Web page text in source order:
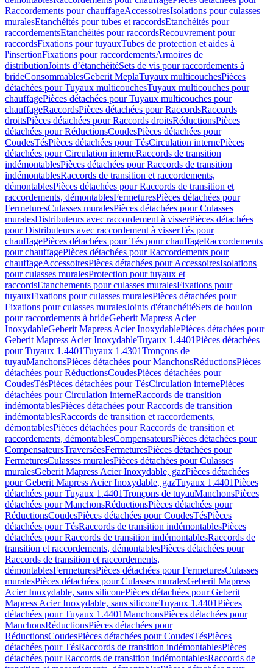
Raccordements pour chauffageAccessoiresIsolations pour culasses
muralesEtanchéités pour tubes et raccordsEtanchéités pour
raccordementsEtanchéités pour raccordsRecouvrement pour
raccordsFixations pour tuyauxTubes de protection et aides à
l'insertionFixations pour raccordementsArmoires de
distributionJoints d’étanchéitéSets de vis pour raccordements à
brideConsommablesGeberit MeplaTuyaux multicouchesPièces
détachées pour Tuyaux multicouchesTuyaux multicouches pour
chauffagePièces détachées pour Tuyaux multicouches pour
chauffageRaccordsPièces détachées pour RaccordsRaccords
droitsPièces détachées pour Raccords droitsRéductionsPièces
détachées pour RéductionsCoudesPièces détachées pour
CoudesTésPièces détachées pour TésCirculation internePièces
détachées pour Circulation interneRaccords de transition
indémontablesPièces détachées pour Raccords de transition
indémontablesRaccords de transition et raccordements,
démontablesPièces détachées pour Raccords de transition et
raccordements, démontablesFermeturesPièces détachées pour
FermeturesCulasses muralesPièces détachées pour Culasses
muralesDistributeurs avec raccordement à visserPièces détachées
pour Distributeurs avec raccordement à visserTés pour
chauffagePièces détachées pour Tés pour chauffageRaccordements
pour chauffagePièces détachées pour Raccordements pour
chauffageAccessoiresPièces détachées pour AccessoiresIsolations
pour culasses muralesProtection pour tuyaux et
raccordsEtanchements pour culasses muralesFixations pour
tuyauxFixations pour culasses muralesPièces détachées pour
Fixations pour culasses muralesJoints d'étanchéitéSets de boulon
pour raccordements à brideGeberit Mapress Acier
InoxydableGeberit Mapress Acier InoxydablePièces détachées pour
Geberit Mapress Acier InoxydableTuyaux 1.4401Pièces détachées
pour Tuyaux 1.4401Tuyaux 1.4301Tronçons de
tuyauManchonsPièces détachées pour ManchonsRéductionsPièces
détachées pour RéductionsCoudesPièces détachées pour
CoudesTésPièces détachées pour TésCirculation internePièces
détachées pour Circulation interneRaccords de transition
indémontablesPièces détachées pour Raccords de transition
indémontablesRaccords de transition et raccordements,
démontablesPièces détachées pour Raccords de transition et
raccordements, démontablesCompensateursPièces détachées pour
CompensateursTraverséesFermeturesPièces détachées pour
FermeturesCulasses muralesPièces détachées pour Culasses
muralesGeberit Mapress Acier Inoxydable, gazPièces détachées
pour Geberit Mapress Acier Inoxydable, gazTuyaux 1.4401Pièces
détachées pour Tuyaux 1.4401Tronçons de tuyauManchonsPièces
détachées pour ManchonsRéductionsPièces détachées pour
RéductionsCoudesPièces détachées pour CoudesTésPièces
détachées pour TésRaccords de transition indémontablesPièces
détachées pour Raccords de transition indémontablesRaccords de
transition et raccordements, démontablesPièces détachées pour
Raccords de transition et raccordements,
démontablesFermeturesPièces détachées pour FermeturesCulasses
muralesPièces détachées pour Culasses muralesGeberit Mapress
Acier Inoxydable, sans siliconePièces détachées pour Geberit
Mapress Acier Inoxydable, sans siliconeTuyaux 1.4401Pièces
détachées pour Tuyaux 1.4401ManchonsPièces détachées pour
ManchonsRéductionsPièces détachées pour
RéductionsCoudesPièces détachées pour CoudesTésPièces
détachées pour TésRaccords de transition indémontablesPièces
détachées pour Raccords de transition indémontablesRaccords de